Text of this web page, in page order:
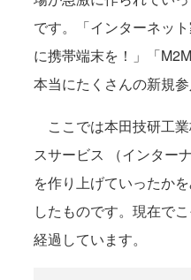
です。「インターネッ
に携帯端末を！」「
本当にたくさんの新規
ここでは本田技研工
スサービス （インター
を作り上げていったか
したものです。現在で
経過しています。